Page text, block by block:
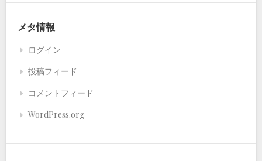
メタ情報
ログイン
投稿フィード
コメントフィード
WordPress.org